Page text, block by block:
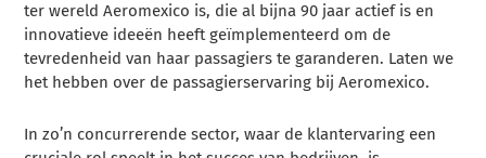
ter wereld Aeromexico is, die al bijna 90 jaar actief is en
innovatieve ideeën heeft geïmplementeerd om de
tevredenheid van haar passagiers te garanderen. Laten we
het hebben over de passagierservaring bij Aeromexico.
In zo’n concurrerende sector, waar de klantervaring een